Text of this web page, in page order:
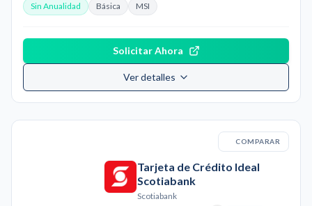
Sin Anualidad Básica MSI
Solicitar Ahora
Ver detalles
COMPARAR
Tarjeta de Crédito Ideal
Scotiabank
Scotiabank